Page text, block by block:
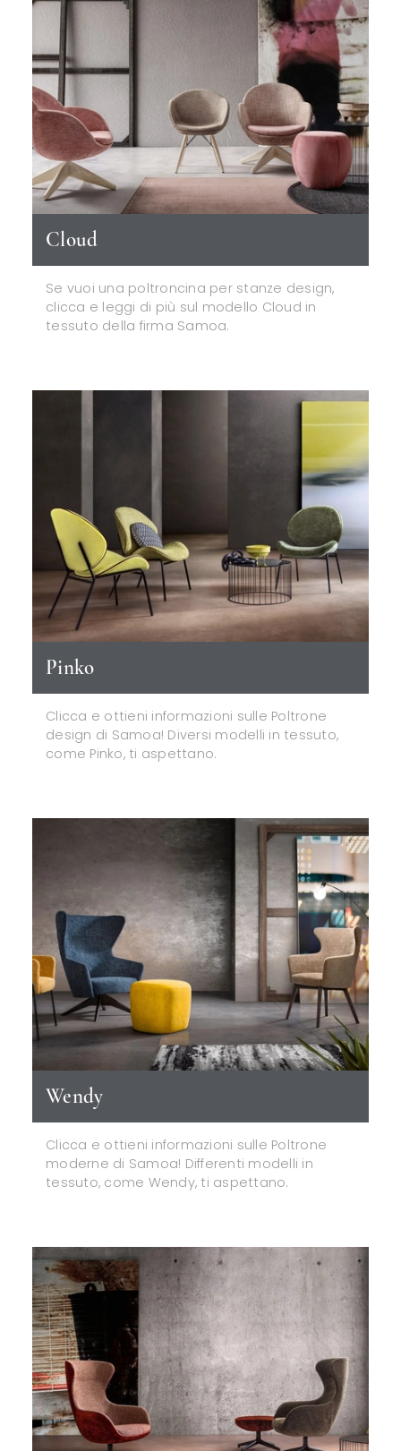
Cloud
Se vuoi una poltroncina per stanze design,
clicca e leggi di più sul modello Cloud in
tessuto della firma Samoa.
Pinko
Clicca e ottieni informazioni sulle Poltrone
design di Samoa! Diversi modelli in tessuto,
come Pinko, ti aspettano.
Wendy
Clicca e ottieni informazioni sulle Poltrone
moderne di Samoa! Differenti modelli in
tessuto, come Wendy, ti aspettano.